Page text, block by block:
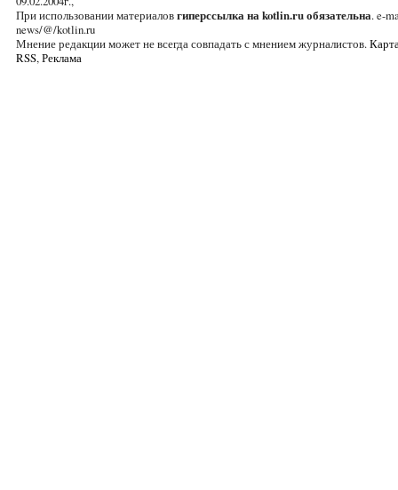
При использовании материаловгиперссылка на kotlin.ru обязательна. e-
news/@/kotlin.ru
Мнение редакции может не всегда совпадать с мнением журналистов.
RSS,Реклама